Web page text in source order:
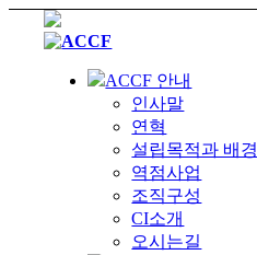
ACCF 안내
인사말
연혁
설립목적과 배경
역점사업
조직구성
CI소개
오시는길